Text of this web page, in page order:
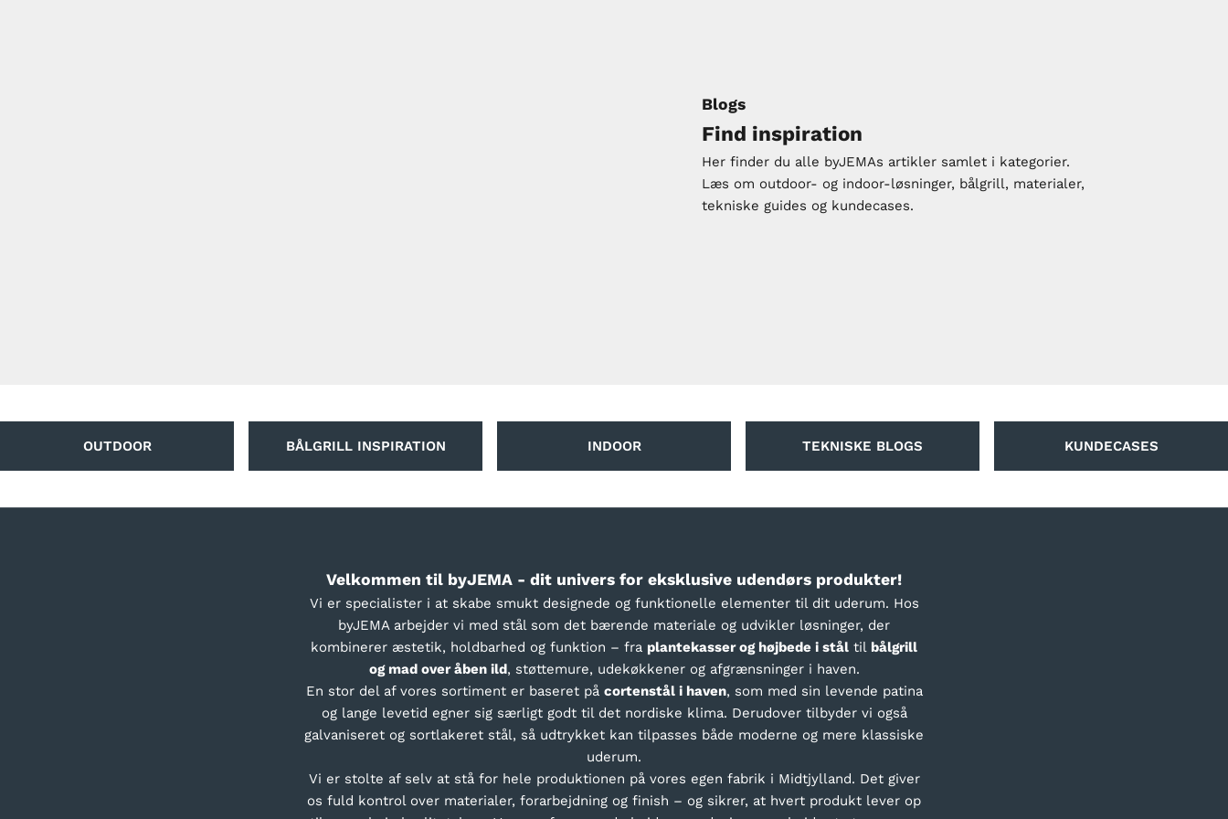
Blogs
Find inspiration
Her finder du alle byJEMAs artikler samlet i kategorier.
Læs om outdoor- og indoor-løsninger, bålgrill, materialer,
tekniske guides og kundecases.
OUTDOOR BÅLGRILL INSPIRATION INDOOR TEKNISKE BLOGS KUNDECASES
Velkommen til byJEMA - dit univers for eksklusive udendørs produkter!
Vi er specialister i at skabe smukt designede og funktionelle elementer til dit uderum. Hos
byJEMA arbejder vi med stål som det bærende materiale og udvikler løsninger, der
kombinerer æstetik, holdbarhed og funktion – fra plantekasser og højbede i stål til bålgrill
og mad over åben ild, støttemure, udekøkkener og afgrænsninger i haven.
En stor del af vores sortiment er baseret på cortenstål i haven, som med sin levende patina
og lange levetid egner sig særligt godt til det nordiske klima. Derudover tilbyder vi også
galvaniseret og sortlakeret stål, så udtrykket kan tilpasses både moderne og mere klassiske
uderum.
Vi er stolte af selv at stå for hele produktionen på vores egen fabrik i Midtjylland. Det giver
os fuld kontrol over materialer, forarbejdning og finish – og sikrer, at hvert produkt lever op